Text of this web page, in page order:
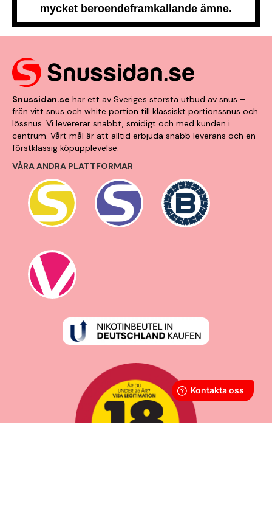
mycket beroendeframkallande ämne.
Snussidan.se har ett av Sveriges största utbud av snus –
från vitt snus och white portion till klassiskt portionssnus och
lössnus. Vi levererar snabbt, smidigt och med kunden i
centrum. Vårt mål är att alltid erbjuda snabb leverans och en
förstklassig köpupplevelse.
VÅRA ANDRA PLATTFORMAR